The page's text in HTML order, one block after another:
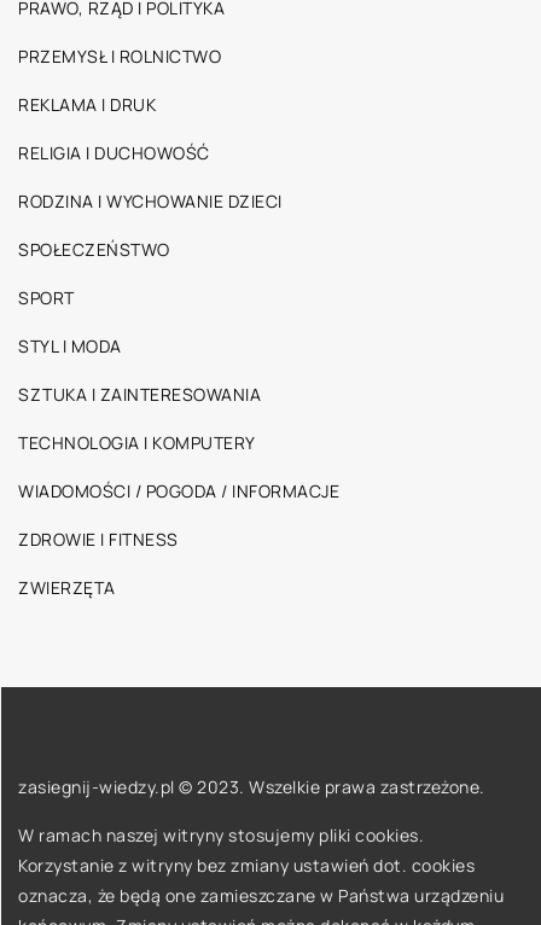
PRAWO, RZĄD I POLITYKA
PRZEMYSŁ I ROLNICTWO
REKLAMA I DRUK
RELIGIA I DUCHOWOŚĆ
RODZINA I WYCHOWANIE DZIECI
SPOŁECZEŃSTWO
SPORT
STYL I MODA
SZTUKA I ZAINTERESOWANIA
TECHNOLOGIA I KOMPUTERY
WIADOMOŚCI / POGODA / INFORMACJE
ZDROWIE I FITNESS
ZWIERZĘTA
zasiegnij-wiedzy.pl © 2023. Wszelkie prawa zastrzeżone.
W ramach naszej witryny stosujemy pliki cookies.
Korzystanie z witryny bez zmiany ustawień dot. cookies
oznacza, że będą one zamieszczane w Państwa urządzeniu